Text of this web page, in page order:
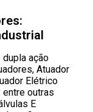
ação
Atuador
Elétrico
entre outras
E